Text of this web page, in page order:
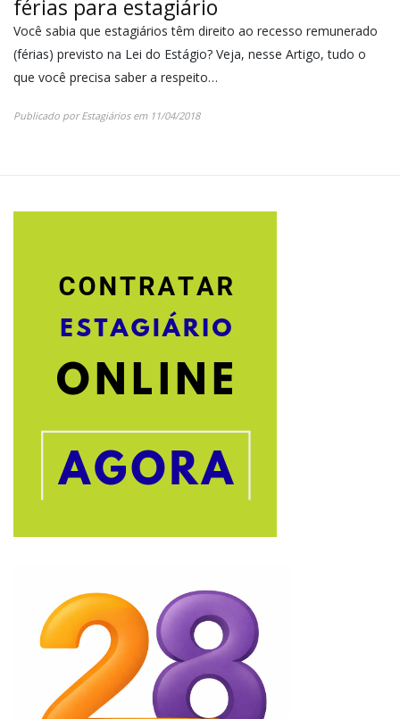
férias para estagiário
Você sabia que estagiários têm direito ao recesso remunerado
(férias) previsto na Lei do Estágio? Veja, nesse Artigo, tudo o
que você precisa saber a respeito…
Publicado porEstagiáriosem 11/04/2018